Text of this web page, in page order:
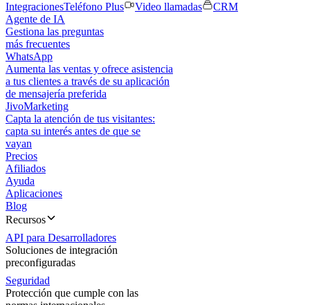
IntegracionesTeléfono Plus Video llamadas
CRM
Agente de IA
Gestiona las preguntas
más frecuentes
WhatsApp
Aumenta las ventas y ofrece asistencia
a tus clientes a través de su aplicación
de mensajería preferida
JivoMarketing
Capta la atención de tus visitantes:
capta su interés antes de que se
vayan
Precios
Afiliados
Ayuda
Aplicaciones
Blog
Recursos
API para Desarrolladores
Soluciones de integración
preconfiguradas
Seguridad
Protección que cumple con las